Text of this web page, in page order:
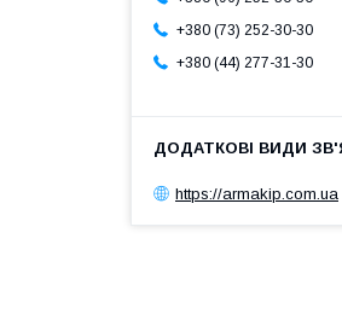
+380 (73) 252-30-30
+380 (44) 277-31-30
https://armakip.com.ua